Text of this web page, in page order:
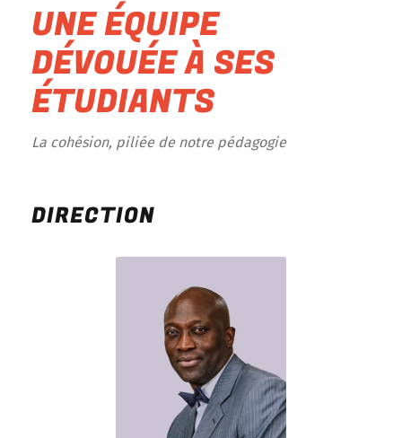
UNE ÉQUIPE
DÉVOUÉE À SES
ÉTUDIANTS
La cohésion, piliée de notre pédagogie
DIRECTION